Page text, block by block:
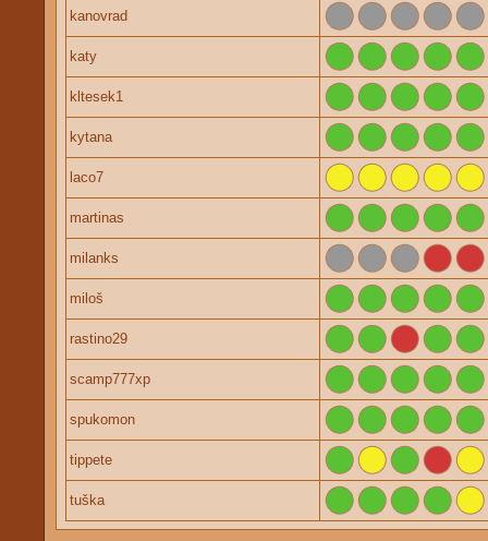
kanovrad
katy
kltesek1
kytana
laco7
martinas
milanks
miloš
rastino29
scamp777xp
spukomon
tippete
tuška